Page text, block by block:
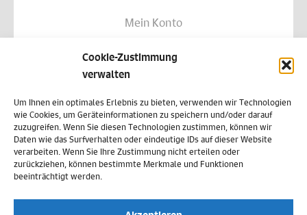
Cookie-Zustimmung
verwalten
Um Ihnen ein optimales Erlebnis zu bieten, verwenden wir Technologien
wie Cookies, um Geräteinformationen zu speichern und/oder darauf
zuzugreifen. Wenn Sie diesen Technologien zustimmen, können wir
Daten wie das Surfverhalten oder eindeutige IDs auf dieser Website
verarbeiten. Wenn Sie Ihre Zustimmung nicht erteilen oder
zurückziehen, können bestimmte Merkmale und Funktionen
beeinträchtigt werden.
Mein Konto
Allgemeine Geschäftsbedingungen
Datenschutz
Widerruf
Zahlungsweisen
Versand & Lieferung